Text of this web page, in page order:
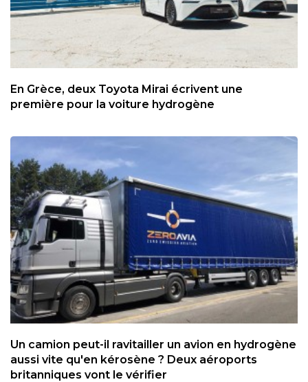
En Grèce, deux Toyota Mirai écrivent une
première pour la voiture hydrogène
Un camion peut-il ravitailler un avion en hydrogène
aussi vite qu'en kérosène ? Deux aéroports
britanniques vont le vérifier